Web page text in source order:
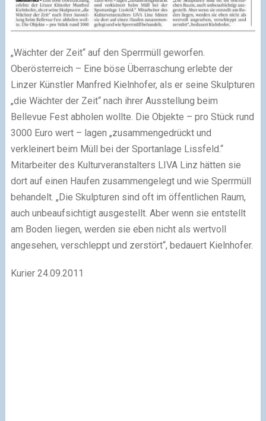
„Wächter der Zeit“ auf den Sperrmüll geworfen.
Oberösterreich – Eine böse Überraschung erlebte der
Linzer Künstler Manfred Kielnhofer, als er seine Skulpturen
„die Wächter der Zeit“ nach ihrer Ausstellung beim
Bellevue Fest abholen wollte. Die Objekte – pro Stück rund
3000 Euro wert – lagen „zusammengedrückt und
verkleinert beim Müll bei der Sportanlage Lissfeld.“
Mitarbeiter des Kulturveranstalters LIVA Linz hätten sie
dort auf einen Haufen zusammengelegt und wie Sperrmüll
behandelt. „Die Skulpturen sind oft im öffentlichen Raum,
auch unbeaufsichtigt ausgestellt. Aber wenn sie entstellt
am Boden liegen, werden sie eben nicht als wertvoll
angesehen, verschleppt und zerstört“, bedauert Kielnhofer.
Kurier 24.09.2011